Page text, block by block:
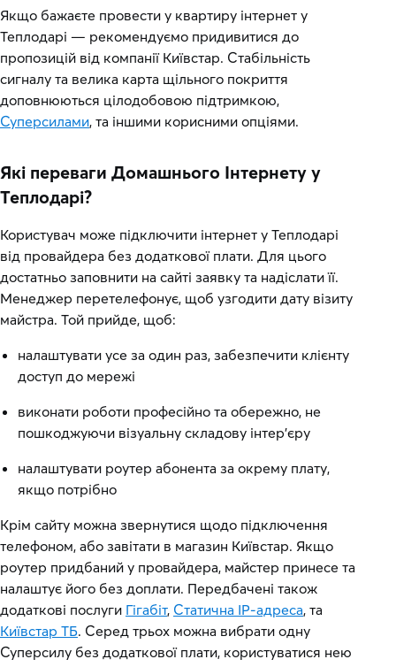
Якщо бажаєте провести у квартиру інтернет у
Теплодарі — рекомендуємо придивитися до
пропозицій від компанії Київстар. Стабільність
сигналу та велика карта щільного покриття
доповнюються цілодобовою підтримкою,
Суперсилами, та іншими корисними опціями.
Які переваги Домашнього Інтернету у
Теплодарі?
Користувач може підключити інтернет у Теплодарі
від провайдера без додаткової плати. Для цього
достатньо заповнити на сайті заявку та надіслати її.
Менеджер перетелефонує, щоб узгодити дату візиту
майстра. Той прийде, щоб:
налаштувати усе за один раз, забезпечити клієнту
доступ до мережі
виконати роботи професійно та обережно, не
пошкоджуючи візуальну складову інтер’єру
налаштувати роутер абонента за окрему плату,
якщо потрібно
Крім сайту можна звернутися щодо підключення
телефоном, або завітати в магазин Київстар. Якщо
роутер придбаний у провайдера, майстер принесе та
налаштує його без доплати. Передбачені також
додаткові послуги Гігабіт, Статична IP-адреса, та
Київстар ТБ. Серед трьох можна вибрати одну
Суперсилу без додаткової плати, користуватися нею